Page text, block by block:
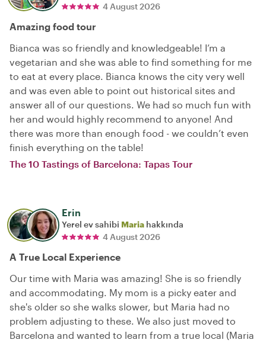
4 August 2026
Amazing food tour
Bianca was so friendly and knowledgeable! I’m a
vegetarian and she was able to find something for me
to eat at every place. Bianca knows the city very well
and was even able to point out historical sites and
answer all of our questions. We had so much fun with
her and would highly recommend to anyone! And
there was more than enough food - we couldn’t even
finish everything on the table!
The 10 Tastings of Barcelona: Tapas Tour
Erin
Yerel ev sahibi Maria hakkında
4 August 2026
A True Local Experience
Our time with Maria was amazing! She is so friendly
and accommodating. My mom is a picky eater and
she's older so she walks slower, but Maria had no
problem adjusting to these. We also just moved to
Barcelona and wanted to learn from a true local (Maria